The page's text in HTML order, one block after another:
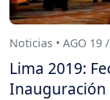
Noticias • AGO 19
Lima 2019:
Inauguración